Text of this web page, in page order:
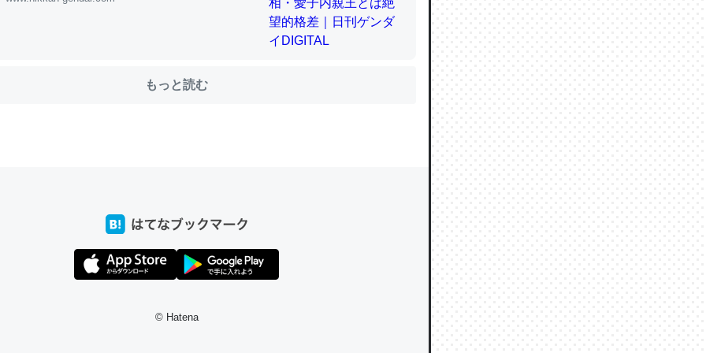
、Googleマップで位置情報を共有してる。電池残量や充電中かが分かるのでこ
同じ理由でEcho Show 8を設定中でした。PrimeとかSpotifyを支払う孝行もで
生で親と会える残り時間を日数にすると1週間とかの人が多いそうだけど、それ
倍以上に伸ばす効果があるはず……
もっと読む
© Hatena